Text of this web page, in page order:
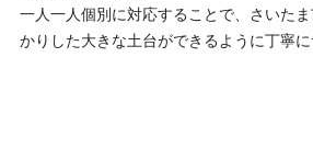
一人一人個別に対応することで、さいた
かりした大きな土台ができるように丁寧に